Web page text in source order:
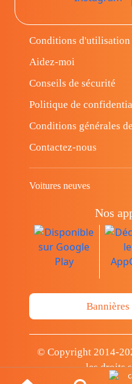
Conditions
Aidez-moi
Conseils de sécurité
Politique de
Conditions générales
Contactez-nous
Voitures neuves
Nos
© Copyright 2014-
les droits